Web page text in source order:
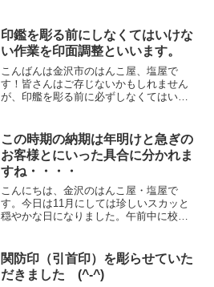
い絵柄がたくさんあります。 （毎年の
事ですが・・・・・・笑）...
印鑑を彫る前にしなくてはいけな
い作業を印面調整といいます。
こんばんは金沢市のはんこ屋、塩屋で
す！皆さんはご存じないかもしれません
が、印艦を彫る前に必ずしなくてはいけ
印面とは文字を彫る部分ですから個人の
印鑑でしたら殆どが丸型、会社...
この時期の納期は年明けと急ぎの
お客様とにいった具合に分かれま
すね・・・・
こんにちは、金沢のはんこ屋・塩屋で
す。今日は11月にしては珍しいスカッと
穏やかな日になりました。午前中に校区
洗濯物を干したりとバタバタと時間が過
ぎました・・・・（汗）さ...
関防印（引首印）を彫らせていた
だきました (^-^)